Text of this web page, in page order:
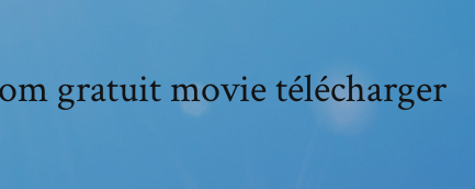
gratuit movie télécharger